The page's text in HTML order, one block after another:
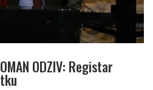
ODZIV: Registar